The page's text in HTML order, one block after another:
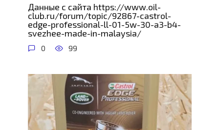
Данные с сайта https://www.oil-
club.ru/forum/topic/92867-castrol-
edge-professional-ll-01-5w-30-a3-b4-
svezhee-made-in-malaysia/
0 99